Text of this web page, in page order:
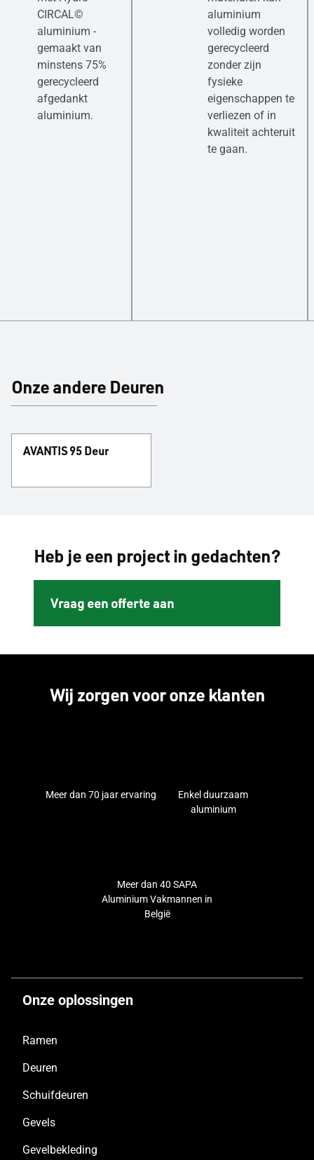
CIRCAL©
aluminium -
gemaakt van
minstens 75%
gerecycleerd
afgedankt
aluminium.
aluminium
volledig worden
gerecycleerd
zonder zijn
fysieke
eigenschappen te
verliezen of in
kwaliteit achteruit
te gaan.
Onze andere Deuren
AVANTIS 95 Deur
Heb je een project in gedachten?
Vraag een offerte aan
Wij zorgen voor onze klanten
Meer dan 70 jaar ervaring
Enkel duurzaam
aluminium
Meer dan 40 SAPA
Aluminium Vakmannen in
België
Onze oplossingen
Ramen
Deuren
Schuifdeuren
Gevels
Gevelbekleding